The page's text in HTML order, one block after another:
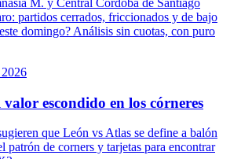
M. y Central Cordoba de Santiago
partidos cerrados, friccionados y de bajo
domingo? Análisis sin cuotas, con puro
escondido en los córneres
que León vs Atlas se define a balón
patrón de corners y tarjetas para encontrar